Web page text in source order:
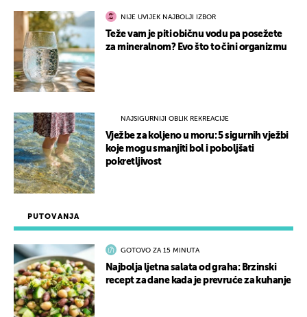
PUTOVANJA
GOTOVO ZA 15 MINUTA
Najbolja ljetna salata od graha: Brzinski
recept za dane kada je prevruće za kuhanje
NIJE UVIJEK NAJBOLJI IZBOR
Teže vam je piti običnu vodu pa posežete
za mineralnom? Evo što to čini organizmu
NAJSIGURNIJI OBLIK REKREACIJE
Vježbe za koljeno u moru: 5 sigurnih vježbi
koje mogu smanjiti bol i poboljšati
pokretljivost